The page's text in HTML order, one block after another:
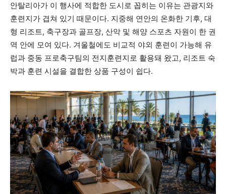
안탈리아가 이 행사에 적합한 도시로 꼽히는 이유는 관광지와
훈련지가 겹쳐 있기 때문이다. 지중해 연안의 온화한 기후, 대
형 리조트, 축구장과 골프장, 산악 및 해양 스포츠 자원이 한 권
역 안에 모여 있다. 겨울철에도 비교적 야외 훈련이 가능해 유
럽과 중동 프로축구팀의 전지훈련지로 활용돼 왔고, 리조트 숙
박과 훈련 시설을 결합한 상품 구성이 쉽다.